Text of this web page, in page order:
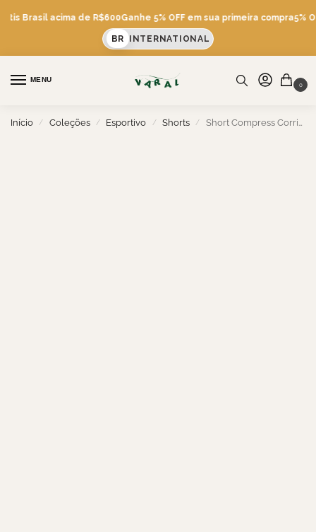
Brasil acima de R$600Ganhe 5% OFF em sua primeira compra5%
BR INTERNATIONAL
MENU
0
Início / Coleções / Esportivo / Shorts / Short Compress Corrida Detalhe Bolso